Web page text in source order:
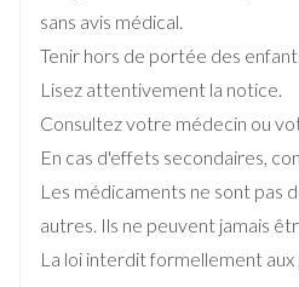
Longueur 135 mm
Profondeur 43 mm
Quantité Du
Paquet
sans avis médical.
Tenir hors de portée des
Lisez attentivement la notice.
Consultez votre médecin ou
En cas d'effets secondaires,
Les médicaments ne sont pas
autres. Ils ne peuvent jamais
La loi interdit formellement aux